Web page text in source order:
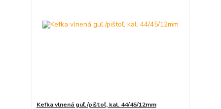
Kefka vlnená guľ./pištoľ, kal. 44/45/12mm